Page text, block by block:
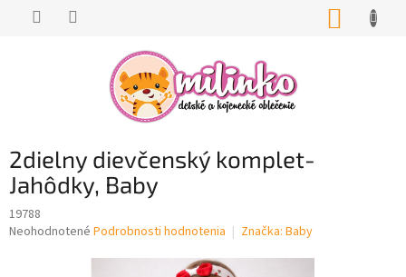
2dielny dievčenský komplet-
Jahôdky, Baby
19788
Priemerné
Neohodnotené Podrobnosti hodnotenia Značka: Baby